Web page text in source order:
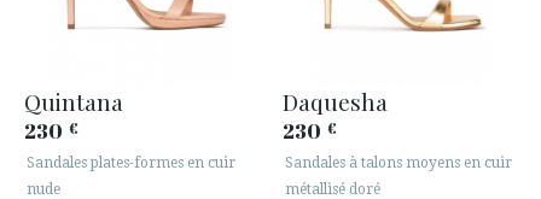
Quintana
230 €
Sandales plates-formes en cuir
nude
Daquesha
230 €
Sandales à talons moyens en cuir
métallisé doré